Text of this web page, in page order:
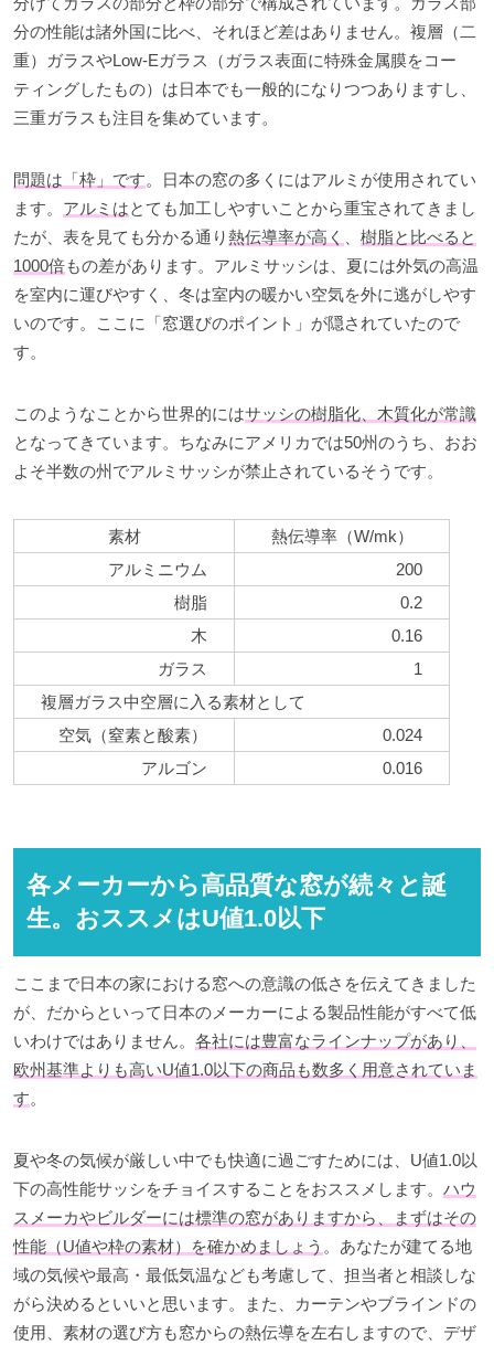
分の性能は諸外国に比べ、それほど差はありません。複層（二
重）ガラスやLow-Eガラス（ガラス表面に特殊金属膜をコー
ティングしたもの）は日本でも一般的になりつつありますし、
三重ガラスも注目を集めています。
問題は「枠」です。日本の窓の多くにはアルミが使用されてい
ます。 アルミはとても加工しやすいことから重宝されてきまし
たが、表を見ても分かる通り熱伝導率が高く
樹脂と比べると
1000倍もの差があります。アルミサッシは、夏には外気の高温
を室内に運びやすく、冬は室内の暖かい空気を外に逃がしやす
いのです。ここに「窓選びのポイント」が隠されていたので
す。
このようなことから世界的にはサッシの樹脂化、木質化が常識
となってきています。ちなみにアメリカでは50州のうち、おお
よそ半数の州でアルミサッシが禁止されているそうです。
素材 熱伝導率（W/mk）
アルミニウム
200
樹脂
0.2
木
0.16
ガラス
1
複層ガラス中空層に入る素材として
空気（窒素と酸素）
0.024
アルゴン
0.016
各メーカーから高品質な窓が続々と誕
生。おススメはU値1.0以下
ここまで日本の家における窓への意識の低さを伝えてきました
が、だからといって日本のメーカーによる製品性能がすべて低
いわけではありません。 各社には豊富なラインナップがあり、
欧州基準よりも高いU値1.0以下の商品も数多く用意されていま
す。
夏や冬の気候が厳しい中でも快適に過ごすためには、U値1.0以
下の高性能サッシをチョイスすることをおススメします。 ハウ
スメーカやビルダーには標準の窓がありますから、まずはその
性能（U値や枠の素材）を確かめましょう 。あなたが建てる地
域の気候や最高・最低気温なども考慮して、担当者と相談しな
がら決めるといいと思います。また、カーテンやブラインドの
使用、素材の選び方も窓からの熱伝導を左右しますので、デザ